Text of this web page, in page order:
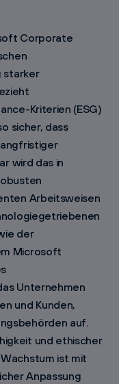
Corporate
starker
Kriterien (ESG)
sicher, dass
wird das in
Arbeitsweisen
der
Microsoft
Unternehmen
und Kunden,
auf.
und ethischer
ist mit
Anpassung